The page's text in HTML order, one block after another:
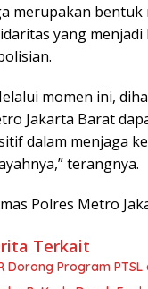
merupakan bentuk
yang
momen ini,
Jakarta Barat
dalam menjaga
terangnya.
Polres Metro
Terkait
Dorong Program